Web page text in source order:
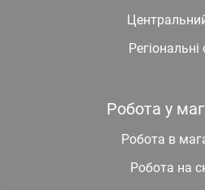
Регіональні
Робота у
Робота в
Робота на